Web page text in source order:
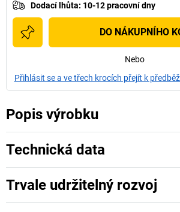
Dodací lhůta: 10-12 pracovní dny
DO NÁKUPNÍHO
Nebo
Přihlásit se a ve třech krocích přejít k
Popis výrobku
Technická data
Trvale udržitelný rozvoj